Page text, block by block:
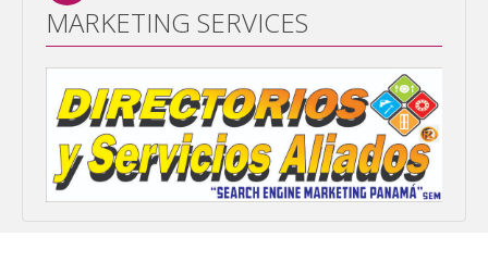
MARKETING SERVICES